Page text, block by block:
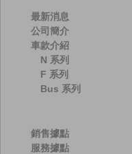
最新消息
公司簡介
車款介紹
N 系列
F 系列
Bus 系列
銷售據點
服務據點